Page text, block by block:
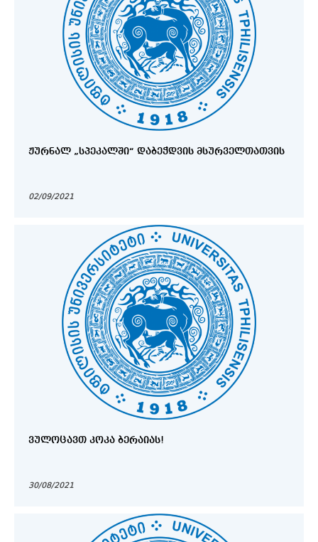
ᲟᲣᲠᲜᲐᲚ „ᲡᲞᲔᲙᲐᲚᲨᲘ“ ᲓᲐᲑᲔᲭᲓᲕᲘᲡ ᲛᲡᲣᲠᲕᲔᲚᲗᲐᲗᲕᲘᲡ
02/09/2021
ᲕᲣᲚᲝᲪᲐᲕᲗ ᲙᲝᲙᲐ ᲑᲔᲠᲐᲘᲐᲡ!
30/08/2021